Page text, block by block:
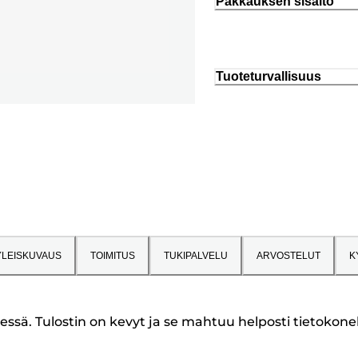
Tuoteturvallisuus
TOIMITUS TUKIPALVELU ARVOSTELUT
Tulostin on kevyt ja se mahtuu helposti